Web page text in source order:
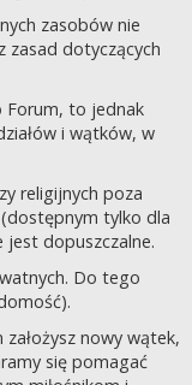
zasobów nie
zasad dotyczących
Forum, to jednak
i wątków, w
religijnych poza
tylko dla
jest dopuszczalne.
Do tego
nowy wątek,
się pomagać